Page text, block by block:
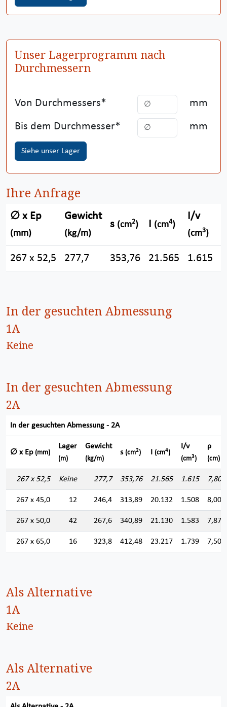
Unser Lagerprogramm nach
Durchmessern
Von Durchmessers
mm
Bis dem Durchmesser
mm
Siehe unser Lager
Ihre Anfrage
∅ x Ep
(mm)
Gewicht
(kg/m)
s (cm2) I (cm4)
I/v
(cm3)
267 x 52,5 277,7 353,76 21.565 1.615
In der gesuchten Abmessung
1A
Keine
In der gesuchten Abmessung
2A
In der gesuchten Abmessung - 2A
∅ x Ep (mm)
Lager
(m)
Gewicht
(kg/m)
s (cm2) I (cm4)
I/v
(cm3)
ρ
(cm)
267 x 52,5 Keine 277,7 353,76 21.565 1.615 7,807
267 x 45,0 12 246,4 313,89 20.132 1.508 8,008
267 x 50,0 42 267,6 340,89 21.130 1.583 7,873
267 x 65,0 16 323,8 412,48 23.217 1.739 7,502
Als Alternative
1A
Keine
Als Alternative
2A